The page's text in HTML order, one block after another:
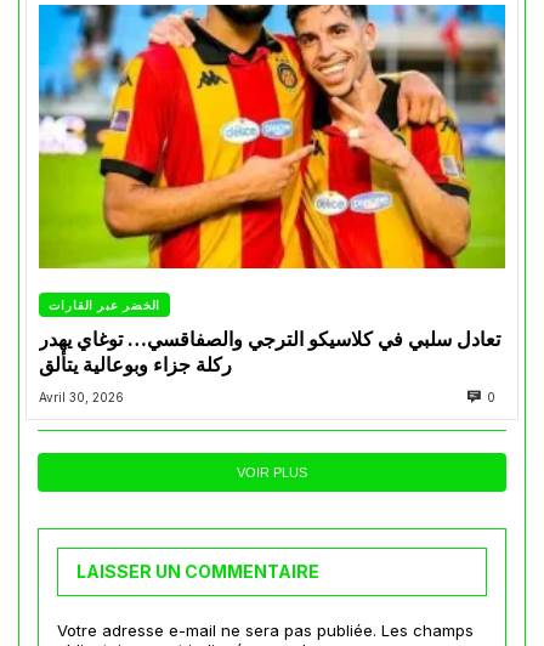
الخضر عبر القارات
تعادل سلبي في كلاسيكو الترجي والصفاقسي… توغاي يهدر
ركلة جزاء وبوعالية يتألق
Avril 30, 2026 0
VOIR PLUS
LAISSER UN COMMENTAIRE
Votre adresse e-mail ne sera pas publiée. Les champs